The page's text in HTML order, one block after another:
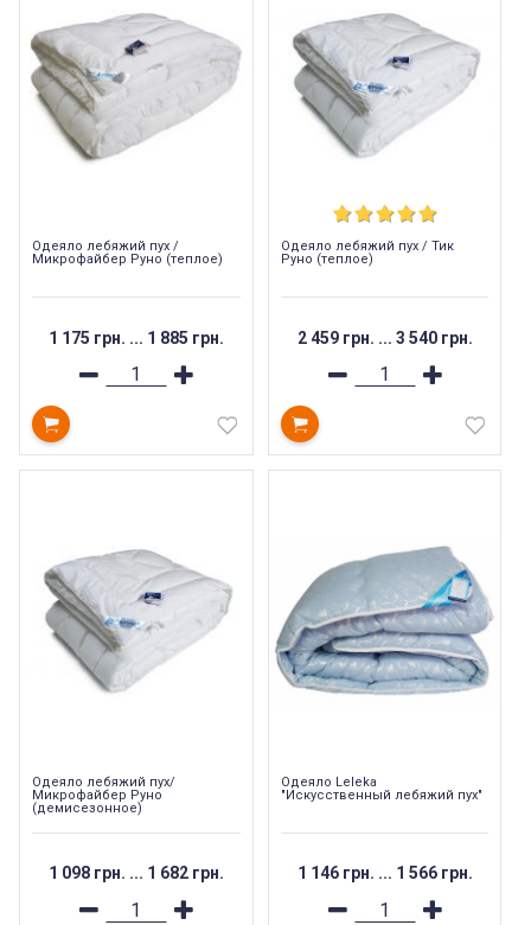
Одеяло лебяжий пух /
Микрофайбер Руно (теплое)
1 175 грн. ... 1 885 грн.
Одеяло лебяжий пух / Тик
Руно (теплое)
2 459 грн. ... 3 540 грн.
Одеяло лебяжий пух/
Микрофайбер Руно
(демисезонное)
1 098 грн. ... 1 682 грн.
Одеяло Leleka
"Искусственный лебяжий пух"
1 146 грн. ... 1 566 грн.